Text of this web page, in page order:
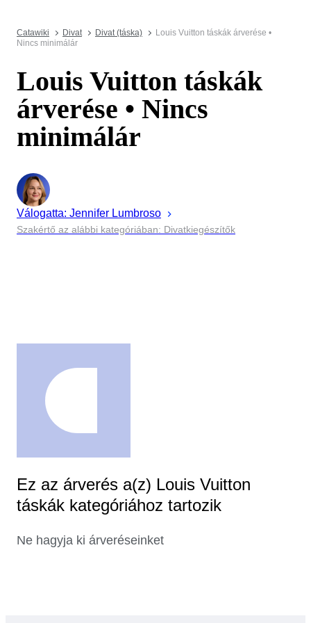
Catawiki Divat Divat (táska)
Louis Vuitton táskák árverése •
Nincs minimálár
Louis Vuitton táskák
árverése • Nincs
minimálár
Válogatta: Jennifer Lumbroso
Szakértő az alábbi kategóriában: Divatkiegészítők
Ez az árverés a(z) Louis Vuitton
táskák kategóriához tartozik
Ne hagyja ki árveréseinket